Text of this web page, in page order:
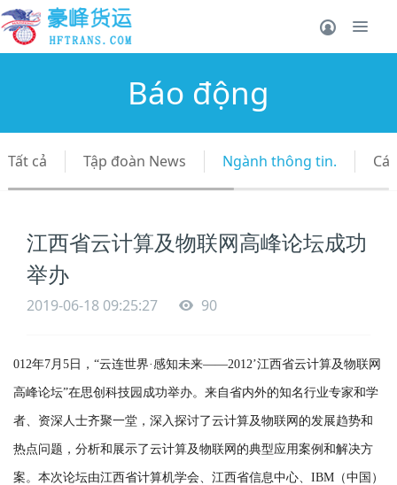
Báo động
Tất cả Tập đoàn News Ngành thông tin.
江西省云计算及物联网高峰论坛成功
举办
2019-06-18 09:25:27 90
012年7月5日，“云连世界·感知未来——2012’江西省云计算及物联网
高峰论坛”在思创科技园成功举办。来自省内外的知名行业专家和学
者、资深人士齐聚一堂，深入探讨了云计算及物联网的发展趋势和
热点问题，分析和展示了云计算及物联网的典型应用案例和解决方
案。本次论坛由江西省计算机学会、江西省信息中心、IBM（中国）